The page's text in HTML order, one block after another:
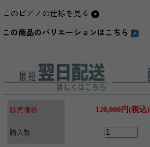
このピアノの仕様を見る
この商品のバリエーションはこちら
販売価格 120,000円(税込)
購入数